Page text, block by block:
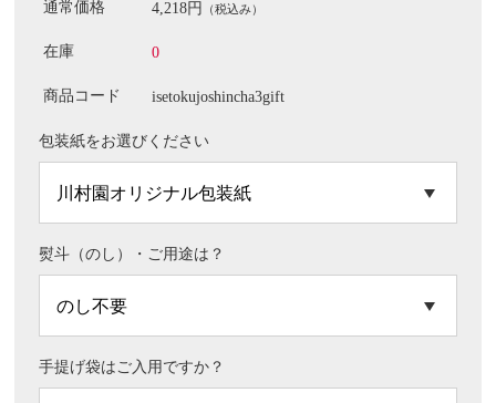
通常価格 4,218円 （税込み）
在庫 0
商品コード isetokujoshincha3gift
包装紙をお選びください
熨斗（のし）・ご用途は？
手提げ袋はご入用ですか？